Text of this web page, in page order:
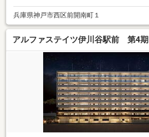
兵庫県神戸市西区前開南町１
アルファステイツ伊川谷駅前 第4期